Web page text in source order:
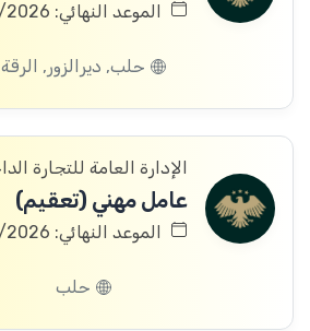
الموعد النهائي: 17/04/2026
حلب, ديرالزور, الرقة
عامل مهني (تعقيم)
الموعد النهائي: 17/04/2026
حلب